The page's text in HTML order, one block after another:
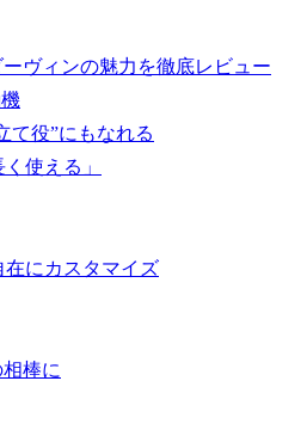
ヴィンの魅力を徹底レビュー
て役”にもなれる
使える」
にカスタマイズ
棒に